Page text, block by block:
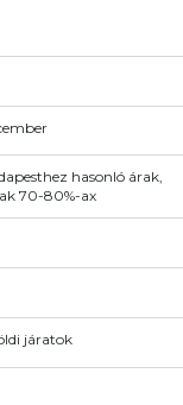
hasonló árak,
70-80%-ax
járatok